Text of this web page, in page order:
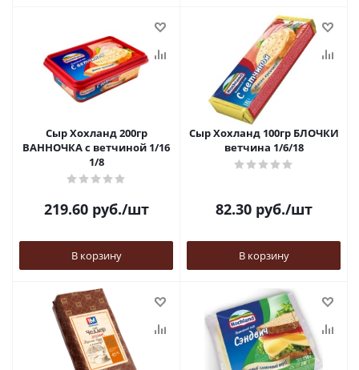
Сыр Хохланд 200гр
ВАННОЧКА с ветчиной 1/16
1/8
219.60руб./шт
В корзину
Сыр Хохланд 100гр БЛОЧКИ
ветчина 1/6/18
82.30руб./шт
В корзину